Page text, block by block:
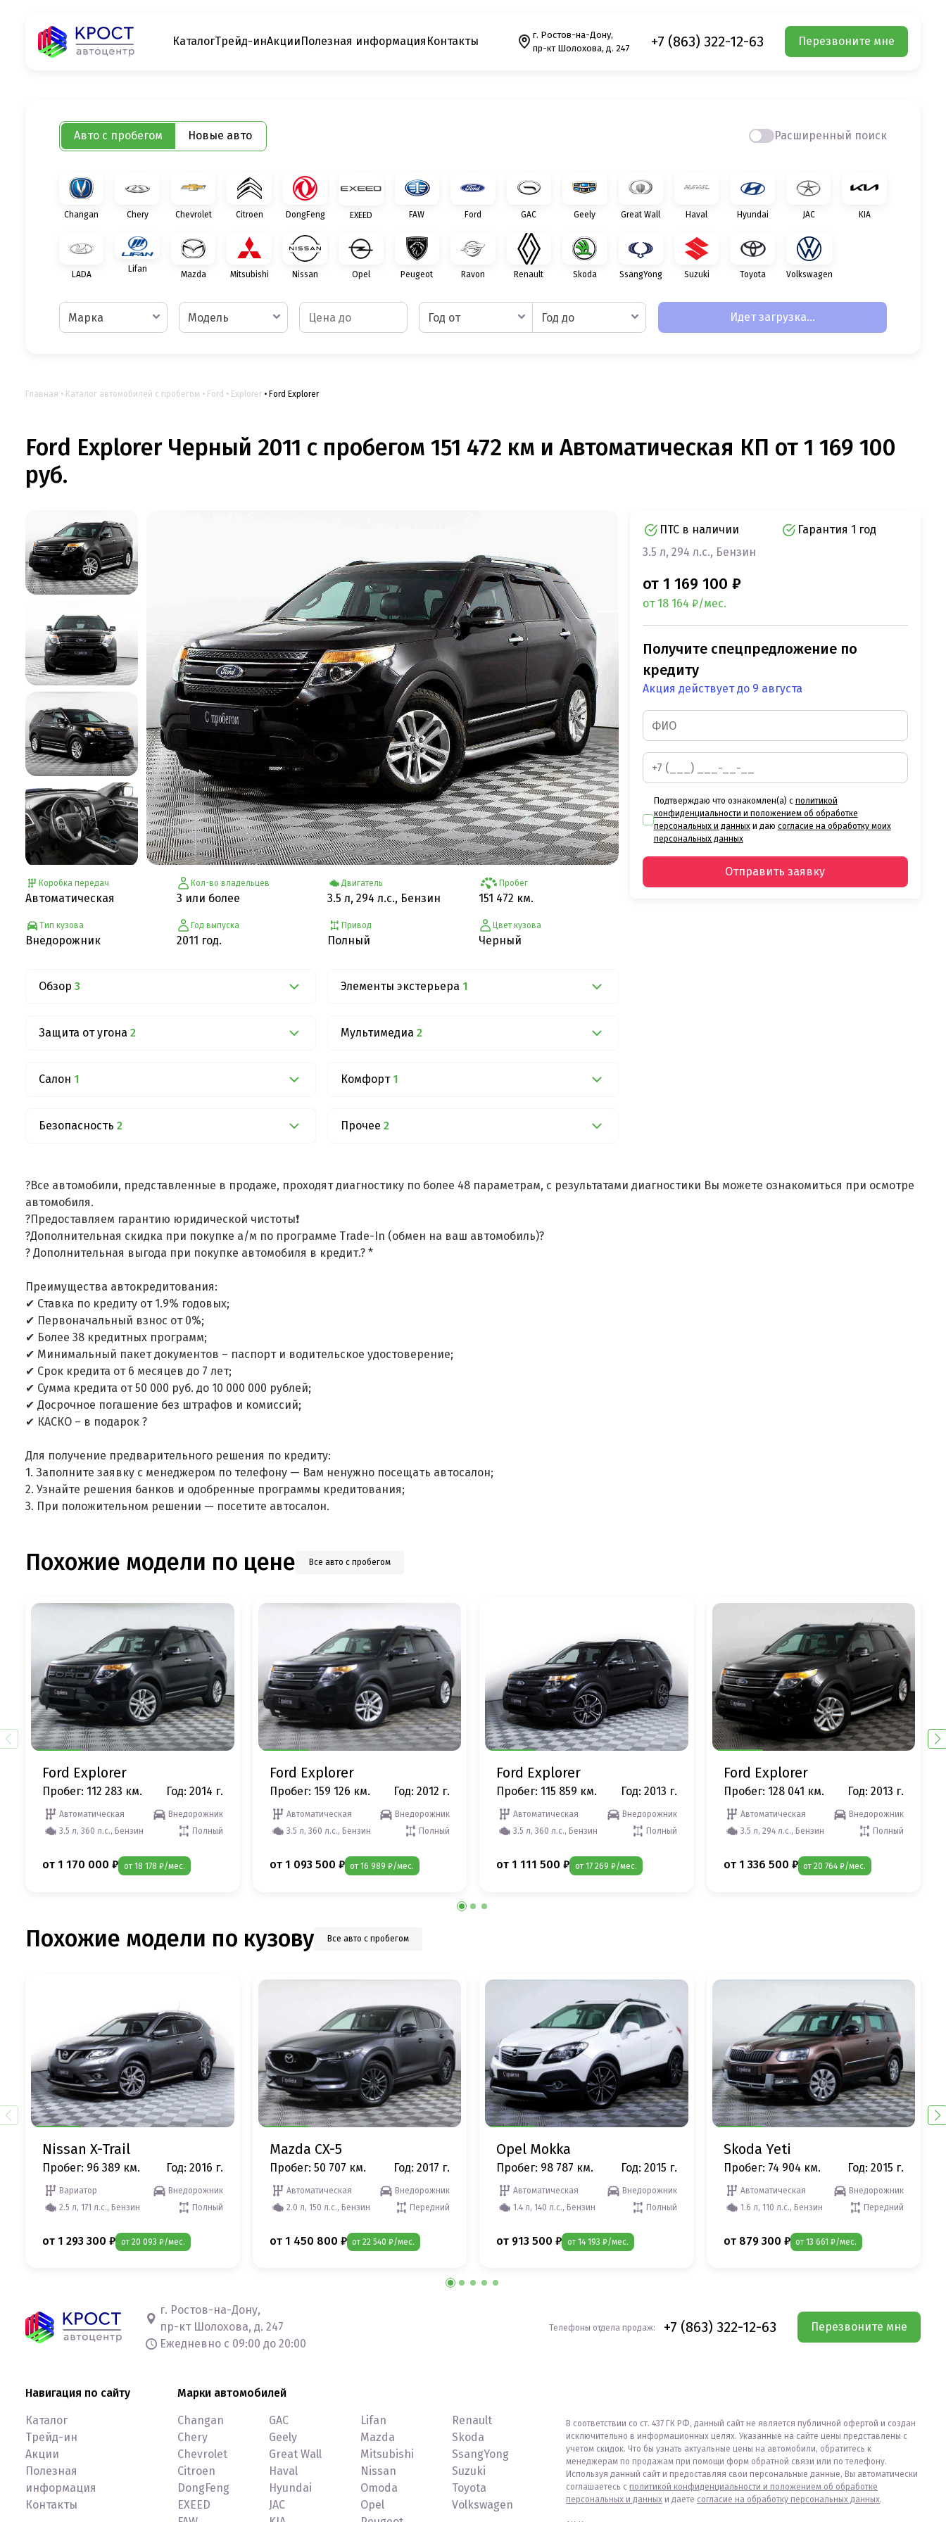
КаталогТрейд-инАкцииПолезная информация Контакты
г. Ростов-на-Дону,
пр-кт Шолохова, д. 247
+7 (863) 322-12-63 Перезвоните мне
Авто с пробегом Новые авто Расширенный поиск
Changan Chery Chevrolet Citroen DongFeng EXEED FAW Ford GAC Geely Great Wall Haval Hyundai JAC KIA
LADA
Lifan
Mazda Mitsubishi Nissan Opel Peugeot Ravon Renault Skoda SsangYong Suzuki Toyota Volkswagen
Марка Модель Год от Год до Идет загрузка...
Главная Каталог автомобилей с пробегом Ford Explorer Ford Explorer
Ford Explorer Черный 2011 с пробегом 151 472 км и Автоматическая КП от 1 169 100
руб.
Коробка передач
Автоматическая
Тип кузова
Внедорожник
Кол-во владельцев
3 или более
Год выпуска
2011 год.
Двигатель
3.5 л, 294 л.с., Бензин
Привод
Полный
Пробег
151 472 км.
Цвет кузова
Черный
Обзор 3 Элементы экстерьера 1
Защита от угона 2 Мультимедиа 2
Салон 1 Комфорт 1
Безопасность 2 Прочее 2
ПТС в наличии
Гарантия 1 год
3.5 л, 294 л.с., Бензин
от 1 169 100 ₽
от 18 164 ₽/мес.
Получите спецпредложение по
кредиту
Акция действует до 9 августа
Подтверждаю что ознакомлен(а) с политикой
конфиденциальности и положением об обработке
персональных и данныхи даю согласие на обработку моих
персональных данных
Отправить заявку
?Все автомобили, представленные в продаже, проходят диагностику по более 48 параметрам, с результатами диагностики Вы можете ознакомиться при осмотре
автомобиля.
?Предоставляем гарантию юридической чистоты❗
?Дополнительная скидка при покупке а/м по программе Trade-In (обмен на ваш автомобиль)?
? Дополнительная выгода при покупке автомобиля в кредит.? *
Преимущества автокредитования:
✔ Ставка по кредиту от 1.9% годовых;
✔ Первоначальный взнос от 0%;
✔ Более 38 кредитных программ;
✔ Минимальный пакет документов – паспорт и водительское удостоверение;
✔ Срок кредита от 6 месяцев до 7 лет;
✔ Сумма кредита от 50 000 руб. до 10 000 000 рублей;
✔ Досрочное погашение без штрафов и комиссий;
✔ КАСКО – в подарок ?
Для получение предварительного решения по кредиту:
1. Заполните заявку с менеджером по телефону — Вам ненужно посещать автосалон;
2. Узнайте решения банков и одобренные программы кредитования;
3. При положительном решении — посетите автосалон.
Похожие модели по цене Все авто с пробегом
Ford Explorer
Пробег: 112 283 км. Год: 2014 г.
Автоматическая
Внедорожник
3.5 л, 360 л.с., Бензин
Полный
от 1 170 000 ₽ от 18 178 ₽/мес.
Ford Explorer
Пробег: 159 126 км. Год: 2012 г.
Автоматическая
Внедорожник
3.5 л, 360 л.с., Бензин
Полный
от 1 093 500 ₽ от 16 989 ₽/мес.
Ford Explorer
Пробег: 115 859 км. Год: 2013 г.
Автоматическая
Внедорожник
3.5 л, 360 л.с., Бензин
Полный
от 1 111 500 ₽ от 17 269 ₽/мес.
Ford Explorer
Пробег: 128 041 км. Год: 2013 г.
Автоматическая
Внедорожник
3.5 л, 294 л.с., Бензин
Полный
от 1 336 500 ₽ от 20 764 ₽/мес.
Похожие модели по кузову Все авто с пробегом
Nissan X-Trail
Пробег: 96 389 км. Год: 2016 г.
Вариатор
Внедорожник
2.5 л, 171 л.с., Бензин
Полный
от 1 293 300 ₽ от 20 093 ₽/мес.
Mazda CX-5
Пробег: 50 707 км. Год: 2017 г.
Автоматическая
Внедорожник
2.0 л, 150 л.с., Бензин
Передний
от 1 450 800 ₽ от 22 540 ₽/мес.
Opel Mokka
Пробег: 98 787 км. Год: 2015 г.
Автоматическая
Внедорожник
1.4 л, 140 л.с., Бензин
Полный
от 913 500 ₽ от 14 193 ₽/мес.
Skoda Yeti
Пробег: 74 904 км. Год: 2015 г.
Автоматическая
Внедорожник
1.6 л, 110 л.с., Бензин
Передний
от 879 300 ₽ от 13 661 ₽/мес.
г. Ростов-на-Дону,
пр-кт Шолохова, д. 247
Ежедневно с 09:00 до 20:00
Телефоны отдела продаж: +7 (863) 322-12-63 Перезвоните мне
Навигация по сайту
Каталог
Трейд-ин
Акции
Полезная
информация
Контакты
Марки автомобилей
Changan
Chery
Chevrolet
Citroen
DongFeng
EXEED
GAC
Geely
Great Wall
Haval
Hyundai
JAC
Lifan
Mazda
Mitsubishi
Nissan
Omoda
Opel
Renault
Skoda
SsangYong
Suzuki
Toyota
Volkswagen
В соответствии со ст. 437 ГК РФ, данный сайт не является публичной офертой и создан
исключительно в информационных целях. Указанные на сайте цены представлены с
учетом скидок. Что бы узнать актуальные цены на автомобили, обратитесь к
менеджерам по продажам при помощи форм обратной связи или по телефону.
Используя данный сайт и предоставляя свои персональные данные, Вы автоматически
соглашаетесь с политикой конфиденциальности и положением об обработке
персональных и данных и даете согласие на обработку персональных данных.